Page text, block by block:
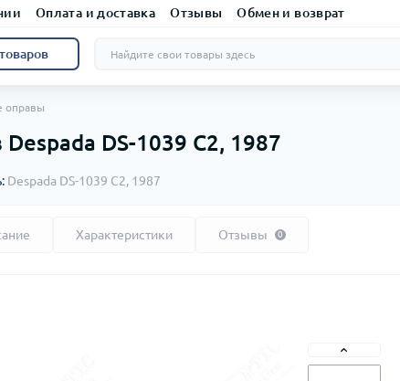
Оплата и доставка Отзывы Обмен и возврат
оправы
DS-1039 C2, 1987
Despada DS-1039 C2, 1987
Характеристики Отзывы 0